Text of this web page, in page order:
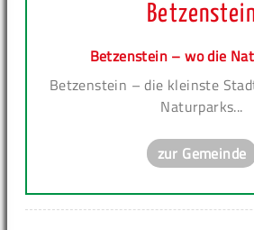
Betzenstein – wo die
Betzenstein – die kleinste
Naturparks...
zur Gemeinde